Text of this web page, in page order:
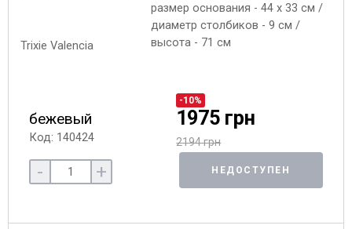
размер основания - 44 x 33 см /
диаметр столбиков - 9 см /
высота - 71 см
бежевый
Код: 140424
-10%
1975 грн
2194 грн
- + НЕДОСТУПЕН